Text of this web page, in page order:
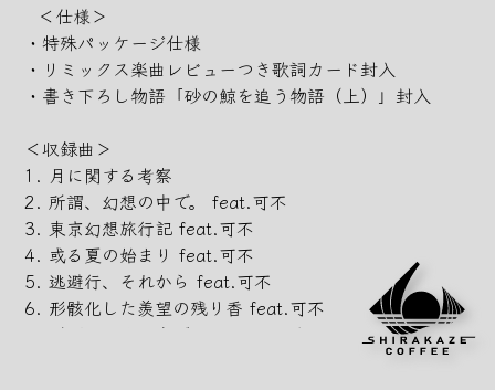
＜仕様＞
・特殊パッケージ仕様
・リミックス楽曲レビューつき歌詞カード封入
・書き下ろし物語「砂の鯨を追う物語（上）」封入
＜収録曲＞
1. 月に関する考察
2. 所謂、幻想の中で。 feat.可不
3. 東京幻想旅行記 feat.可不
4. 或る夏の始まり feat.可不
5. 逃避行、それから feat.可不
6. 形骸化した羨望の残り香 feat.可不
7. 所謂、幻想の中で。 feat. 可不(Mizore Remix)
8. 東京幻想旅行記 feat.可不(椎乃味醂 Remix)